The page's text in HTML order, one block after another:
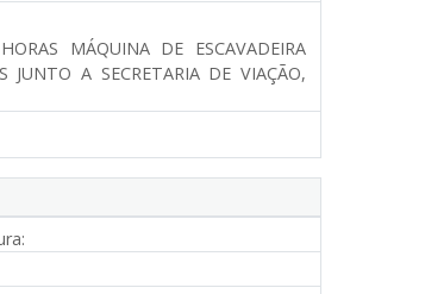
MÁQUINA DE ESCAVADEIRA
JUNTO A SECRETARIA DE VIAÇÃO,